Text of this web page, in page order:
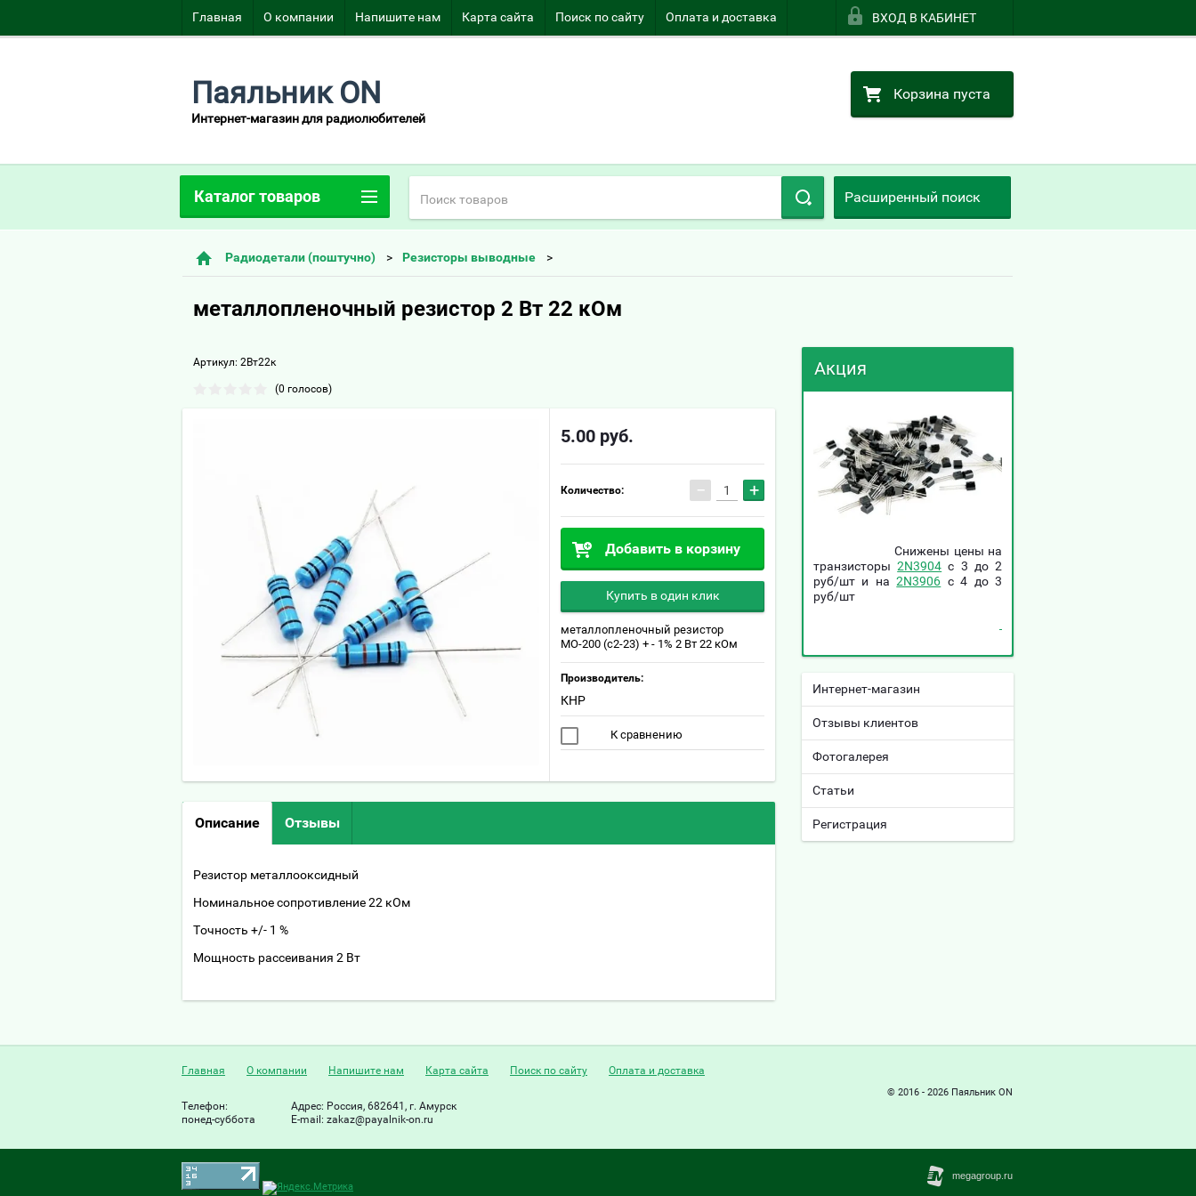
Главная О компании Напишите нам Карта сайта Поиск по сайту Оплата и доставка ВХОД В КАБИНЕТ
Паяльник ON
Интернет-магазин для радиолюбителей
Корзина пуста
Расширенный поиск
Радиодетали (поштучно) Резисторы выводные
металлопленочный резистор 2 Вт 22 кОм
Артикул: 2Вт22к
(0 голосов)
5.00 руб.
Количество: − +
Добавить в корзину
Купить в один клик
металлопленочный резистор
МО-200 (с2-23) + - 1% 2 Вт 22 кОм
Производитель:
КНР
К сравнению
Описание Отзывы
Резистор металлооксидный
Номинальное сопротивление 22 кОм
Точность +/- 1 %
Мощность рассеивания 2 Вт
Каталог товаров
Акция
Снижены цены на
транзисторы2N3904 c 3 до 2
руб/шт и на2N3906 c 4 до 3
руб/шт
Интернет-магазин
Отзывы клиентов
Фотогалерея
Статьи
Регистрация
Главная О компании Напишите нам Карта сайта Поиск по сайту Оплата и доставка
Телефон:
понед-суббота
Адрес: Россия, 682641, г. Амурск
Е-mail: zakaz@payalnik-on.ru
© 2016 - 2026 Паяльник ON